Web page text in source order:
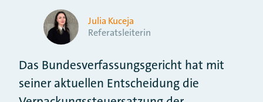
Julia Kuceja
Referatsleiterin
Das Bundesverfassungsgericht hat mit
seiner aktuellen Entscheidung die